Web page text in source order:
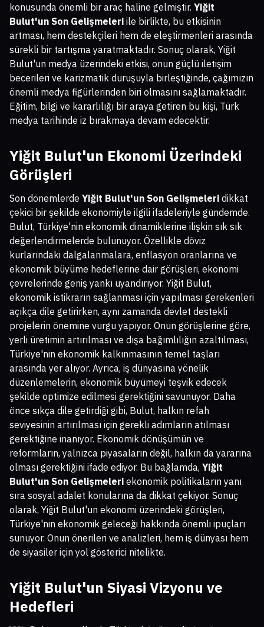
konusunda önemli bir araç haline gelmiştir. Yiğit
Bulut'un Son Gelişmeleri ile birlikte, bu etkisinin
artması, hem destekçileri hem de eleştirmenleri arasında
sürekli bir tartışma yaratmaktadır. Sonuç olarak, Yiğit
Bulut'un medya üzerindeki etkisi, onun güçlü iletişim
becerileri ve karizmatik duruşuyla birleştiğinde, çağımızın
önemli medya figürlerinden biri olmasını sağlamaktadır.
Eğitim, bilgi ve kararlılığı bir araya getiren bu kişi, Türk
medya tarihinde iz bırakmaya devam edecektir.
Yiğit Bulut'un Ekonomi Üzerindeki
Görüşleri
Son dönemlerde Yiğit Bulut'un Son Gelişmeleri dikkat
çekici bir şekilde ekonomiyle ilgili ifadeleriyle gündemde.
Bulut, Türkiye'nin ekonomik dinamiklerine ilişkin sık sık
değerlendirmelerde bulunuyor. Özellikle döviz
kurlarındaki dalgalanmalara, enflasyon oranlarına ve
ekonomik büyüme hedeflerine dair görüşleri, ekonomi
çevrelerinde geniş yankı uyandırıyor. Yiğit Bulut,
ekonomik istikrarın sağlanması için yapılması gerekenleri
açıkça dile getirirken, aynı zamanda devlet destekli
projelerin önemine vurgu yapıyor. Onun görüşlerine göre,
yerli üretimin artırılması ve dışa bağımlılığın azaltılması,
Türkiye'nin ekonomik kalkınmasının temel taşları
arasında yer alıyor. Ayrıca, iş dünyasına yönelik
düzenlemelerin, ekonomik büyümeyi teşvik edecek
şekilde optimize edilmesi gerektiğini savunuyor. Daha
önce sıkça dile getirdiği gibi, Bulut, halkın refah
seviyesinin artırılması için gerekli adımların atılması
gerektiğine inanıyor. Ekonomik dönüşümün ve
reformların, yalnızca piyasaların değil, halkın da yararına
olması gerektiğini ifade ediyor. Bu bağlamda, Yiğit
Bulut'un Son Gelişmeleri ekonomik politikaların yanı
sıra sosyal adalet konularına da dikkat çekiyor. Sonuç
olarak, Yiğit Bulut'un ekonomi üzerindeki görüşleri,
Türkiye'nin ekonomik geleceği hakkında önemli ipuçları
sunuyor. Onun önerileri ve analizleri, hem iş dünyası hem
de siyasiler için yol gösterici nitelikte.
Yiğit Bulut'un Siyasi Vizyonu ve
Hedefleri